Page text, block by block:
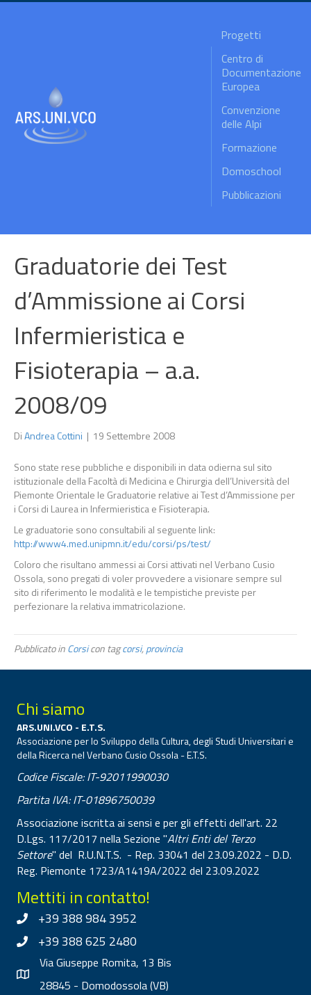
Progetti
Centro di
Documentazione
Europea
Convenzione
delle Alpi
Formazione
Domoschool
Pubblicazioni
Graduatorie dei Test
d’Ammissione ai Corsi
Infermieristica e
Fisioterapia – a.a.
2008/09
DiAndrea Cottini | 19 Settembre 2008
Sono state rese pubbliche e disponibili in data odierna sul sito
istituzionale della Facoltà di Medicina e Chirurgia dell’Università del
Piemonte Orientale le Graduatorie relative ai Test d’Ammissione per
i Corsi di Laurea in Infermieristica e Fisioterapia.
Le graduatorie sono consultabili al seguente link:
http://www4.med.unipmn.it/edu/corsi/ps/test/
Coloro che risultano ammessi ai Corsi attivati nel Verbano Cusio
Ossola, sono pregati di voler provvedere a visionare sempre sul
sito di riferimento le modalità e le tempistiche previste per
perfezionare la relativa immatricolazione.
Pubblicato inCorsicon tagcorsi,provincia
Chi siamo
ARS.UNI.VCO - E.T.S.
Associazione per lo Sviluppo della Cultura, degli Studi Universitari e
della Ricerca nel Verbano Cusio Ossola - E.T.S.
Codice Fiscale: IT-92011990030
Partita IVA: IT-01896750039
Associazione iscritta ai sensi e per gli effetti dell'art. 22
D.Lgs. 117/2017 nella Sezione "Altri Enti del Terzo
Settore" del R.U.N.T.S. - Rep. 33041 del 23.09.2022 - D.D.
Reg. Piemonte 1723/A1419A/2022 del 23.09.2022
Mettiti in contatto!
+39 388 984 3952
+39 388 625 2480
Via Giuseppe Romita, 13 Bis
28845 - Domodossola (VB)